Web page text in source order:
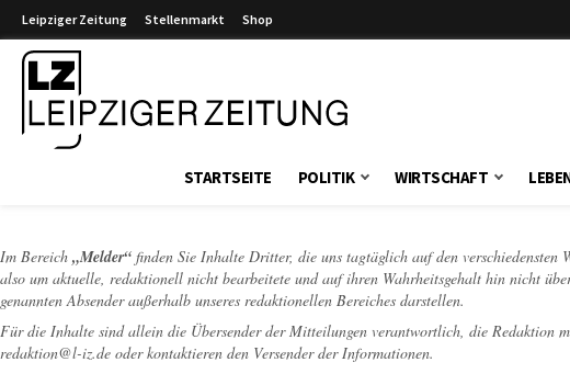
Leipziger Zeitung Stellenmarkt Shop
STARTSEITE POLITIK WIRTSCHAFT
Im Bereich „Melder“ finden Sie Inhalte Dritter, die uns tagtäglich auf den
also um aktuelle, redaktionell nicht bearbeitete und auf ihren Wahrheitsgehalt hin nicht
genannten Absender außerhalb unseres redaktionellen Bereiches darstellen.
Für die Inhalte sind allein die Übersender der Mitteilungen verantwortlich, die Redaktion
redaktion@l-iz.de oder kontaktieren den Versender der Informationen.